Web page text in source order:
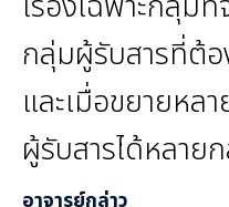
กลุ่มผู้รับสารที่ต้
และเมื่อขยายหล
ผู้รับสารได้หลาย